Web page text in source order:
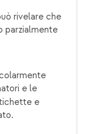
rivelare che
parzialmente
e le
e